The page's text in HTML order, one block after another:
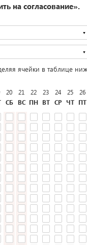
на согласование».
ячейки в таблице
20
СБ
21
ВС
22
ПН
23
ВТ
24
СР
25
ЧТ
26
ПТ